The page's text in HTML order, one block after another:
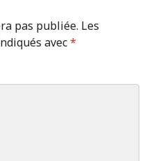
pas publiée. Les
avec*